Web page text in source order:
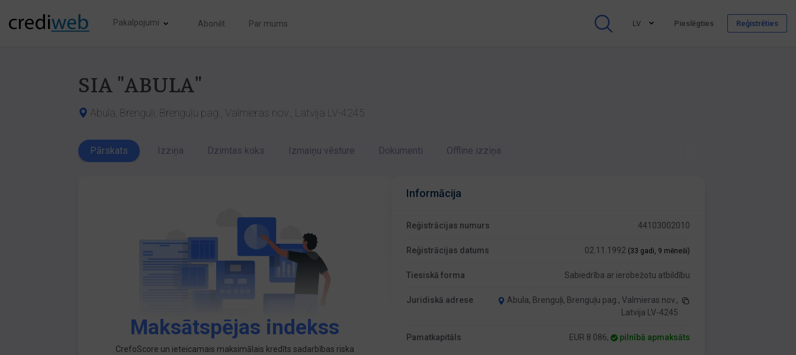
Pakalpojumi Abonēt Par mums LV Pieslēgties Reģistrēties
SIA "ABULA"
Abula, Brenguļi, Brenguļu pag., Valmieras nov., Latvija LV-4245
Pārskats Izziņa Dzimtas koks Izmaiņu vēsture Dokumenti Offline izziņa
Maksātspējas indekss
CrefoScore un ieteicamais maksimālais kredīts sadarbības riska
Informācija
Reģistrācijas numurs 44103002010
Reģistrācijas datums 02.11.1992 (33 gadi, 9 mēneši)
Tiesiskā forma Sabiedrība ar ierobežotu atbildību
Juridiskā adrese
Abula, Brenguļi, Brenguļu pag., Valmieras nov.,
Latvija LV-4245
Pamatkapitāls EUR 8 086, pilnībā apmaksāts